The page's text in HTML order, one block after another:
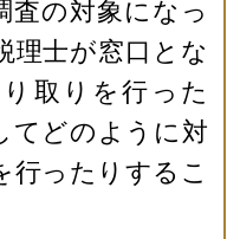
査の対象になっ
理士が窓口とな
取りを行った
てどのように対
行ったりするこ